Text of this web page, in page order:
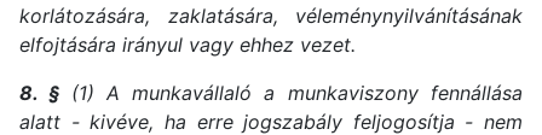
korlátozására, zaklatására, véleménynyilvánításának
elfojtására irányul vagy ehhez vezet.
8. § (1) A munkavállaló a munkaviszony fennállása
alatt - kivéve, ha erre jogszabály feljogosítja - nem